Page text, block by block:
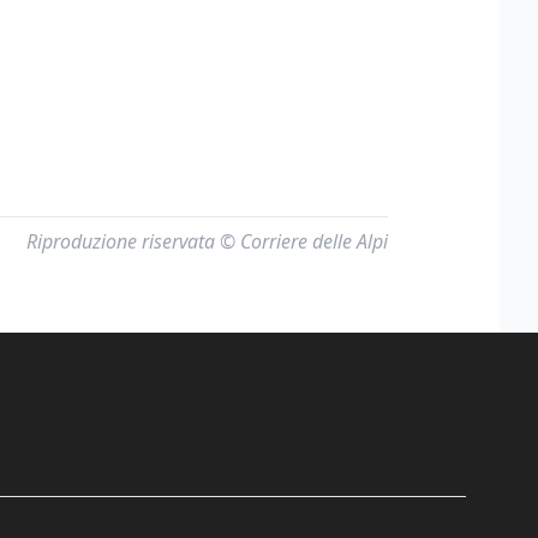
Riproduzione riservata © Corriere delle Alpi